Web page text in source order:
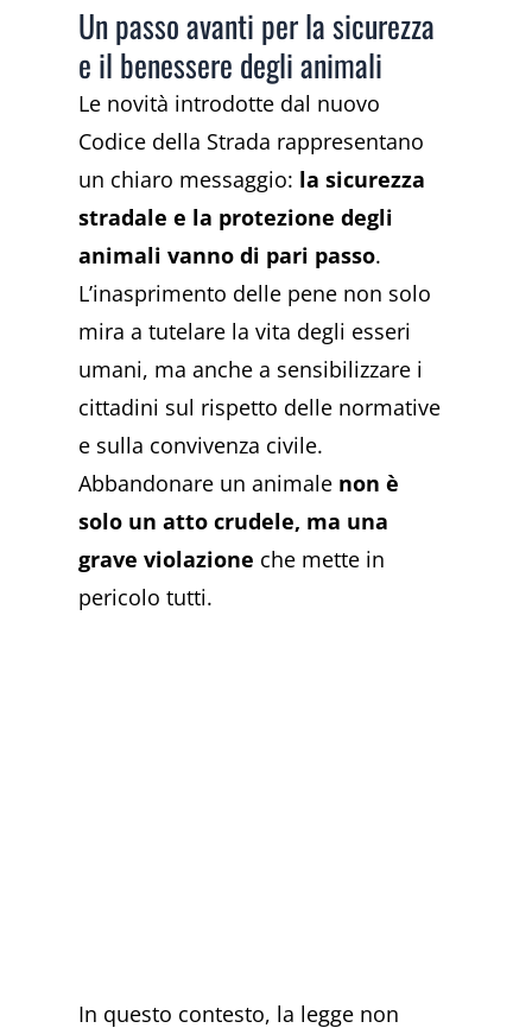
Un passo avanti per la sicurezza
e il benessere degli animali
Le novità introdotte dal nuovo
Codice della Strada rappresentano
un chiaro messaggio: la sicurezza
stradale e la protezione degli
animali vanno di pari passo.
L’inasprimento delle pene non solo
mira a tutelare la vita degli esseri
umani, ma anche a sensibilizzare i
cittadini sul rispetto delle normative
e sulla convivenza civile.
Abbandonare un animale non è
solo un atto crudele, ma una
grave violazione che mette in
pericolo tutti.
In questo contesto, la legge non